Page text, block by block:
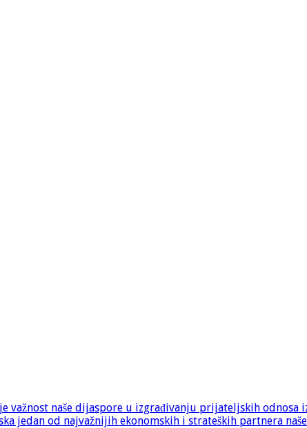
važnost naše dijaspore u izgrađivanju prijateljskih odnosa
jedan od najvažnijih ekonomskih i strateških partnera